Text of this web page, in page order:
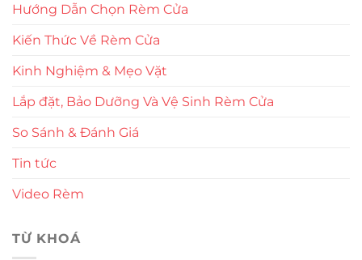
Hướng Dẫn Chọn Rèm Cửa
Kiến Thức Về Rèm Cửa
Kinh Nghiệm & Mẹo Vặt
Lắp đặt, Bảo Dưỡng Và Vệ Sinh Rèm Cửa
So Sánh & Đánh Giá
Tin tức
Video Rèm
TỪ KHOÁ